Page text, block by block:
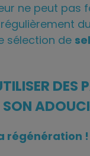
ne peut pas
sélection de
DES
SON
régénération !